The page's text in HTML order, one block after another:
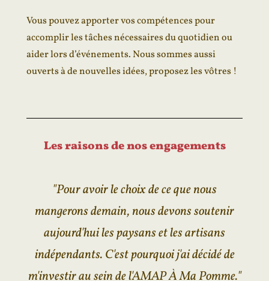
Vous pouvez apporter vos compétences pour
accomplir les tâches nécessaires du quotidien ou
aider lors d’événements. Nous sommes aussi
ouverts à de nouvelles idées, proposez les vôtres !
Les raisons de nos engagements
"Pour avoir le choix de ce que nous
mangerons demain, nous devons soutenir
aujourd'hui les paysans et les artisans
indépendants. C'est pourquoi j'ai décidé de
m'investir au sein de l'AMAP À Ma Pomme."